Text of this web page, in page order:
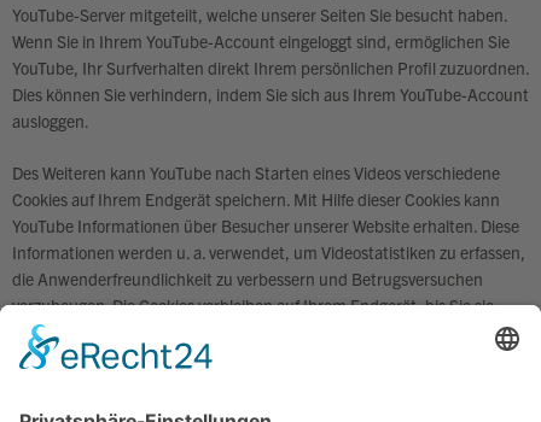
YouTube-Server mitgeteilt, welche unserer Seiten Sie besucht haben.
Wenn Sie in Ihrem YouTube-Account eingeloggt sind, ermöglichen Sie
YouTube, Ihr Surfverhalten direkt Ihrem persönlichen Profil zuzuordnen.
Dies können Sie verhindern, indem Sie sich aus Ihrem YouTube-Account
ausloggen.
Des Weiteren kann YouTube nach Starten eines Videos verschiedene
Cookies auf Ihrem Endgerät speichern. Mit Hilfe dieser Cookies kann
YouTube Informationen über Besucher unserer Website erhalten. Diese
Informationen werden u. a. verwendet, um Videostatistiken zu erfassen,
die Anwenderfreundlichkeit zu verbessern und Betrugsversuchen
vorzubeugen. Die Cookies verbleiben auf Ihrem Endgerät, bis Sie sie
löschen.
Datenverarbeitungsvorgänge ausgelöst werden, auf die wir keinen